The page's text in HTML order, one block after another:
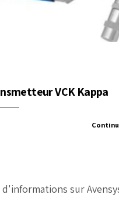
VCK Kappa
d'informations sur